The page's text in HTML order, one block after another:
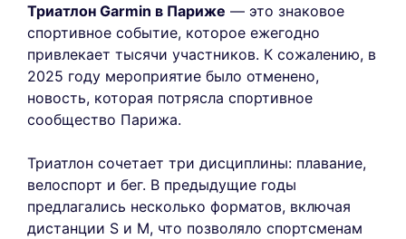
Триатлон Garmin в Париже — это знаковое
спортивное событие, которое ежегодно
привлекает тысячи участников. К сожалению, в
2025 году мероприятие было отменено,
новость, которая потрясла спортивное
сообщество Парижа.
Триатлон сочетает три дисциплины: плавание,
велоспорт и бег. В предыдущие годы
предлагались несколько форматов, включая
дистанции S и M, что позволяло спортсменам